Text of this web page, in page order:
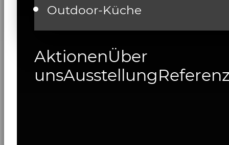
Outdoor-Küche
AktionenÜber
unsAusstellung